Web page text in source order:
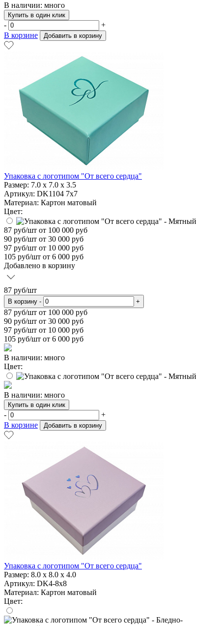
В наличии: много
Купить в один клик
-
+
В корзине
Добавить в корзину
Упаковка с логотипом "От всего сердца"
Размер: 7.0 х 7.0 х 3.5
Артикул: DK1104 7x7
Материал: Картон матовый
Цвет:
87 руб/шт от 100 000 руб
90 руб/шт от 30 000 руб
97 руб/шт от 10 000 руб
105 руб/шт от 6 000 руб
Добавлено в корзину
87 руб/шт
В корзину - +
87 руб/шт от 100 000 руб
90 руб/шт от 30 000 руб
97 руб/шт от 10 000 руб
105 руб/шт от 6 000 руб
В наличии: много
Цвет:
В наличии: много
Купить в один клик
-
+
В корзине
Добавить в корзину
Упаковка с логотипом "От всего сердца"
Размер: 8.0 x 8.0 x 4.0
Артикул: DK4-8x8
Материал: Картон матовый
Цвет: